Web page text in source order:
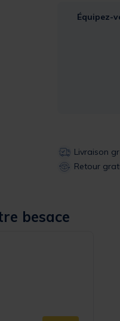
Équipez-
Livraison
Retour
besace